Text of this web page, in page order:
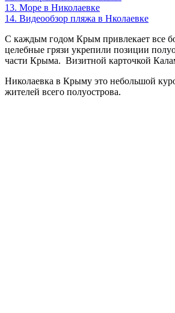
13. Море в Николаевке
14. Видеообзор пляжа в Нколаевке
С каждым годом Крым привлекает все
целебные грязи укрепили позиции
части Крыма. Визитной карточкой
Николаевка в Крыму это небольшой
жителей всего полуострова.